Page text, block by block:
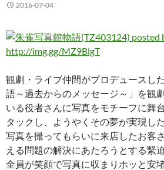
2016-07-04
http://img.gg/MZ9BlgT
観劇・ライブ仲間がプロデュースし
語～過去からのメッセージ～」を観
いる役者さんに写真をモチーフに舞
タックし、ようやくその夢が実現し
写真を撮ってもらいに来店したお客
える問題の解決にあたろうとする緊
全員が笑顔で写真に収まりホッと安